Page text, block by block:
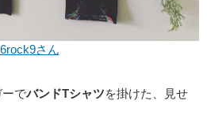
6rock9さん
ーでバンドTシャツを掛けた、見せ